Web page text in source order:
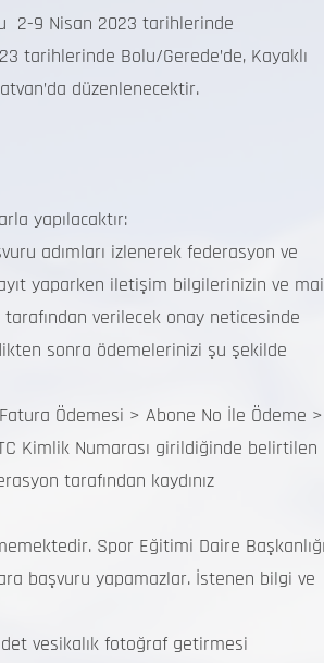
2-9 Nisan 2023 tarihlerinde
tarihlerinde Bolu/Gerede’de, Kayaklı
düzenlenecektir.
yapılacaktır:
adımları izlenerek federasyon ve
yaparken iletişim bilgilerinizin ve
verilecek onay neticesinde
sonra ödemelerinizi şu şekilde
Ödemesi > Abone No İle Ödeme >
Kimlik Numarası girildiğinde belirtilen
tarafından kaydınız
Spor Eğitimi Daire
başvuru yapamazlar. İstenen bilgi ve
vesikalık fotoğraf getirmesi